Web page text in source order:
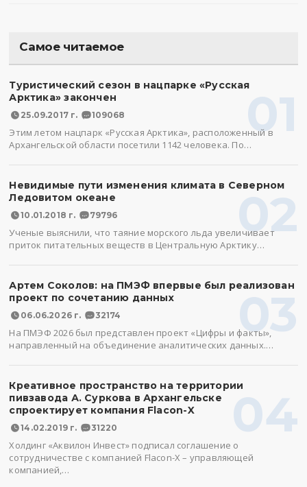
Самое читаемое
01
Туристический сезон в нацпарке «Русская
Арктика» закончен
25.09.2017 г. 109068
Этим летом нацпарк «Русская Арктика», расположенный в
Архангельской области посетили 1142 человека. По…
02
Невидимые пути изменения климата в Северном
Ледовитом океане
10.01.2018 г. 79796
Ученые выяснили, что таяние морского льда увеличивает
приток питательных веществ в Центральную Арктику…
03
Артем Соколов: на ПМЭФ впервые был реализован
проект по сочетанию данных
06.06.2026 г. 32174
На ПМЭФ 2026 был представлен проект «Цифры и факты»,
направленный на объединение аналитических данных.…
04
Креативное пространство на территории
пивзавода А. Суркова в Архангельске
спроектирует компания Flacon-X
14.02.2019 г. 31220
Холдинг «Аквилон Инвест» подписал соглашение о
сотрудничестве с компанией Flacon-X – управляющей
компанией,…